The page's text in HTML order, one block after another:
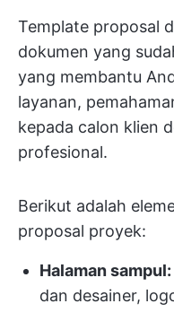
Template proposal
dokumen yang
yang membantu
layanan,
kepada calon klien
profesional.
Berikut adalah
proposal proyek:
Halaman sampul:
dan desainer,